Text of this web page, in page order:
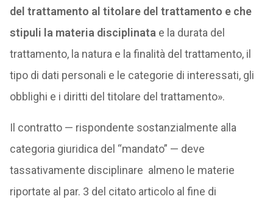
del trattamento al titolare del trattamento e che
stipuli la materia disciplinata e la durata del
trattamento, la natura e la finalità del trattamento, il
tipo di dati personali e le categorie di interessati, gli
obblighi e i diritti del titolare del trattamento».
Il contratto — rispondente sostanzialmente alla
categoria giuridica del “mandato” — deve
tassativamente disciplinare almeno le materie
riportate al par. 3 del citato articolo al fine di